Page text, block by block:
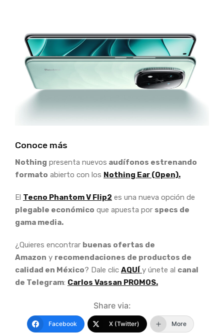
Conoce más
Nothing presenta nuevos audífonos estrenando
formato abierto con los Nothing Ear (Open).
El Tecno Phantom V Flip2 es una nueva opción de
plegable económico que apuesta por specs de
gama media.
¿Quieres encontrar buenas ofertas de
Amazon y recomendaciones de productos de
calidad en México? Dale clic AQUÍ y únete al canal
de Telegram: Carlos Vassan PROMOS.
Share via:
Facebook X (Twitter) More